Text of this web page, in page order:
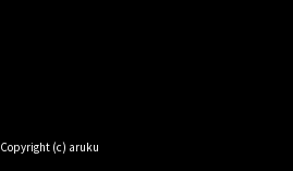
Copyright (c) aruku